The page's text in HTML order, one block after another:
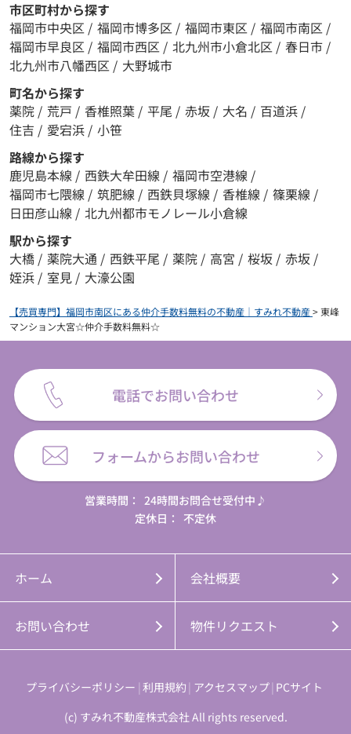
市区町村から探す
福岡市中央区 / 福岡市博多区 / 福岡市東区 / 福岡市南区 /
福岡市早良区 / 福岡市西区 / 北九州市小倉北区 / 春日市 /
北九州市八幡西区 / 大野城市
町名から探す
薬院 / 荒戸 / 香椎照葉 / 平尾 / 赤坂 / 大名 / 百道浜 /
住吉 / 愛宕浜 / 小笹
路線から探す
鹿児島本線 / 西鉄大牟田線 / 福岡市空港線 /
福岡市七隈線 / 筑肥線 / 西鉄貝塚線 / 香椎線 / 篠栗線 /
日田彦山線 / 北九州都市モノレール小倉線
駅から探す
大橋 / 薬院大通 / 西鉄平尾 / 薬院 / 高宮 / 桜坂 / 赤坂 /
姪浜 / 室見 / 大濠公園
【売買専門】福岡市南区にある仲介手数料無料の不動産｜すみれ不動産>東峰
マンション大宮☆仲介手数料無料☆
電話でお問い合わせ
フォームからお問い合わせ
営業時間： 24時間お問合せ受付中♪
定休日：
不定休
ホーム 会社概要
お問い合わせ 物件リクエスト
プライバシーポリシー 利用規約 アクセスマップ PCサイト
(c) すみれ不動産株式会社 All rights reserved.